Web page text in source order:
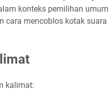
konteks pemilihan umum
cara mencoblos kotak suara
kalimat: